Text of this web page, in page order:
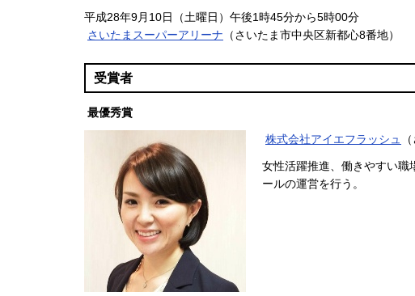
平成28年9月10日（土曜日）午後1時45分から5時00分
さいたまスーパーアリーナ （さいたま市中央区新都心8番地）
受賞者
最優秀賞
株式会社アイエフラッシュ
女性活躍推進、働きやすい職
ールの運営を行う。